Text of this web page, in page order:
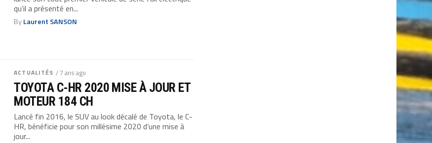
qu’il a présenté en...
ByLaurent SANSON
ACTUALITÉS / 7 ans ago
TOYOTA C-HR 2020 MISE À JOUR ET
MOTEUR 184 CH
Lancé fin 2016, le SUV au look décalé de Toyota, le C-
HR, bénéficie pour son millésime 2020 d’une mise à
jour...